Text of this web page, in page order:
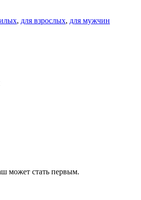
, для взрослых, для мужчин
может стать первым.